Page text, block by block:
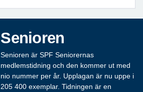
Senioren
Senioren är SPF Seniorernas
medlemstidning och den kommer ut med
nio nummer per år. Upplagan är nu uppe i
205 400 exemplar. Tidningen är en